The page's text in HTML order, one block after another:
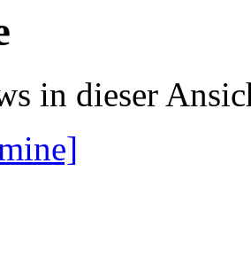
in dieser